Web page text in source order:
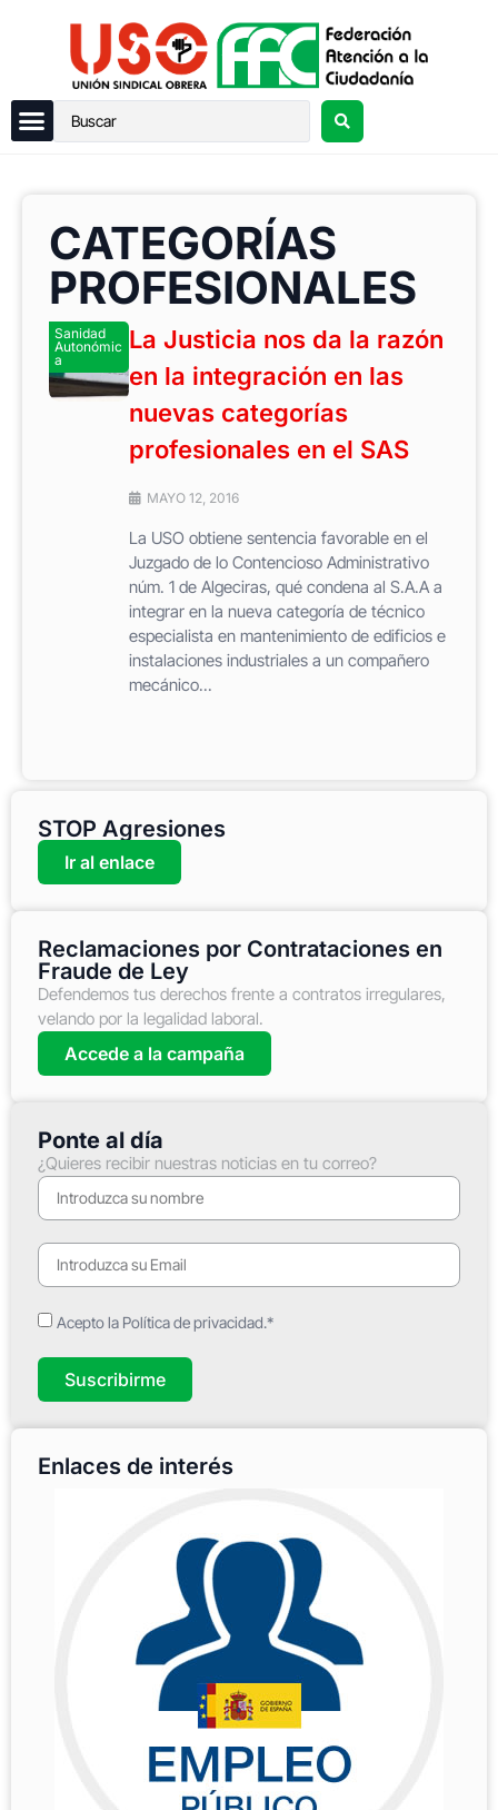
CATEGORÍAS
PROFESIONALES
Sanidad
Autonómic
a
La Justicia nos da la razón
en la integración en las
nuevas categorías
profesionales en el SAS
MAYO 12, 2016
La USO obtiene sentencia favorable en el
Juzgado de lo Contencioso Administrativo
núm. 1 de Algeciras, qué condena al S.A.A a
integrar en la nueva categoría de técnico
especialista en mantenimiento de edificios e
instalaciones industriales a un compañero
mecánico...
STOP Agresiones
Ir al enlace
Reclamaciones por Contrataciones en
Fraude de Ley
Defendemos tus derechos frente a contratos irregulares,
velando por la legalidad laboral.
Accede a la campaña
Ponte al día
¿Quieres recibir nuestras noticias en tu correo?
Acepto la Política de privacidad.*
Suscribirme
Enlaces de interés